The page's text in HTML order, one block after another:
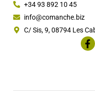
+34 93 892 10 45
info@comanche.biz
C/ Sis, 9, 08794 Les